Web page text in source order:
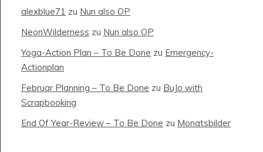
alexblue71 zu Nun also OP
NeonWilderness zu Nun also OP
Yoga-Action Plan – To Be Done zu Emergency-
Actionplan
Februar Planning – To Be Done zu BuJo with
Scrapbooking
End Of Year-Review – To Be Done zu Monatsbilder